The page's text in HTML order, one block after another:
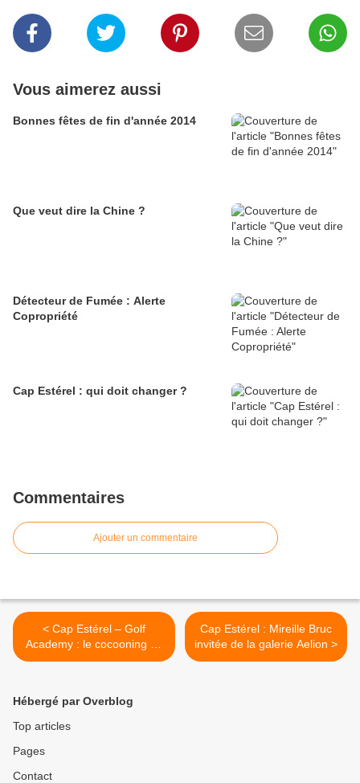
Vous aimerez aussi
Bonnes fêtes de fin d'année 2014
Que veut dire la Chine ?
Détecteur de Fumée : Alerte
Copropriété
Cap Estérel : qui doit changer ?
Commentaires
Ajouter un commentaire
< Cap Estérel – Golf
Academy : le cocooning se
met en place
Cap Estérel : Mireille Bruc
invitée de la galerie Aelion >
Hébergé par Overblog
Top articles
Pages
Contact